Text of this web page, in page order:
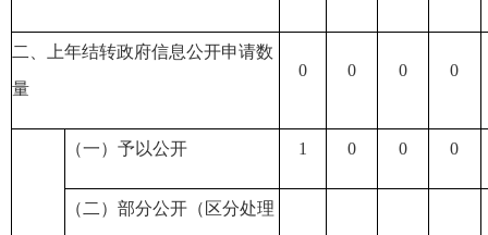
二、上年结转政府信息公开申请数
量
0 0 0 0
（一）予以公开 1 0 0 0
（二）部分公开（区分处理